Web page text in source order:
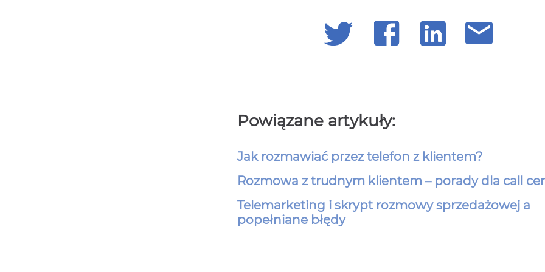
Powiązane artykuły:
Jak rozmawiać przez telefon z klientem?
Rozmowa z trudnym klientem – porady dla call
Telemarketing i skrypt rozmowy sprzedażowej a
popełniane błędy